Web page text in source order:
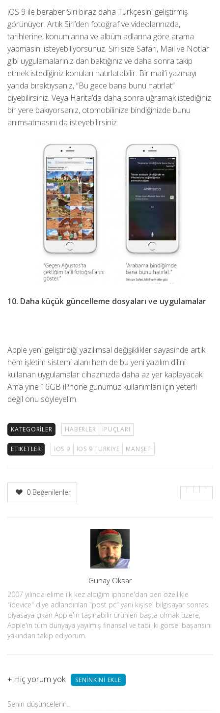
iOS 9 ile beraber Siri biraz daha Türkçesini geliştirmiş
görünüyor. Artık Siri’den fotoğraf ve videolarınızda,
tarihlerine, konumlarına ve albüm adlarına göre arama
yapmasını isteyebiliyorsunuz. Siri size Safari, Mail ve Notlar
gibi uygulamalarınız dan baktığınız ve daha sonra takip
etmek istediğiniz konuları hatırlatabilir. Bir mail’i yazmayı
yarıda bıraktıysanız, “Bu gece bana bunu hatırlat”
diyebilirsiniz. Veya Harita’da daha sonra uğramak istediğiniz
bir yere bakıyorsanız, otomobilinize bindiğinizde bunu
anımsatmasını da isteyebilirsiniz.
10. Daha küçük güncelleme dosyaları ve uygulamalar
Apple yeni geliştirdiği yazılımsal değişiklikler sayasinde artık
hem işletim sistemi alanı hem de bu yeni yazılım dilini
kullanan uygulamalar cihazınızda daha az yer kaplayacak.
Ama yine 16GB iPhone günümüz kullanımları için yeterli
değil onu söyleyelim.
KATEGORILER HABERLER İPUÇLARI
ETIKETLER IOS 9 IOS 9 TURKIYE MANŞET
0 Beğenilenler
Gunay Oksar
2007 yılında elime ilk kez aldığım iphone'dan beri özellikle
"idevice" diye adlandırılan "post pc" yani kişisel bilgisayar sonrası
piyasaya çıkan Apple'ın taşınabilir ürünleri başta olmak üzere,
Apple'ın tüm dünyaya yayılmış finansal ve tabii ki görsel başarısını
yakından takip ediyorum.
+ Hiç yorum yok SENINKINI EKLE